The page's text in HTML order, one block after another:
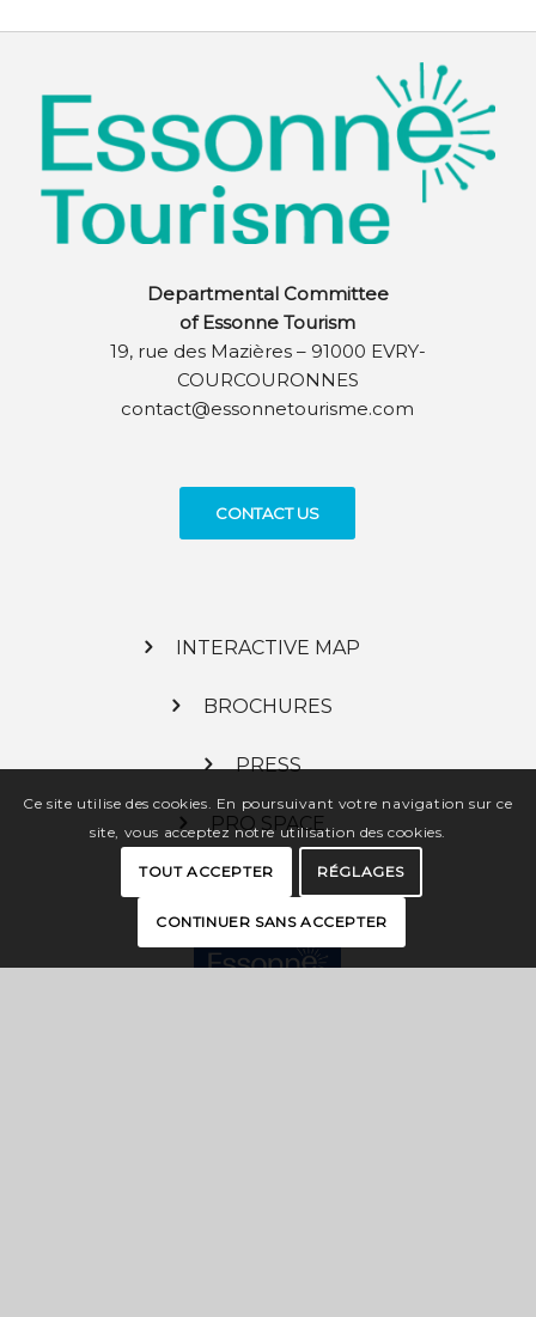
Departmental Committee
of Essonne Tourism
19, rue des Mazières – 91000 EVRY-
COURCOURONNES
contact@essonnetourisme.com
CONTACT US
INTERACTIVE MAP
BROCHURES
PRESS
PRO SPACE
Ce site utilise des cookies. En poursuivant votre navigation sur ce
site, vous acceptez notre utilisation des cookies.
TOUT ACCEPTER RÉGLAGES
CONTINUER SANS ACCEPTER